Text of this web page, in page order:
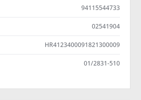
94115544733
02541904
HR4123400091821300009
01/2831-510